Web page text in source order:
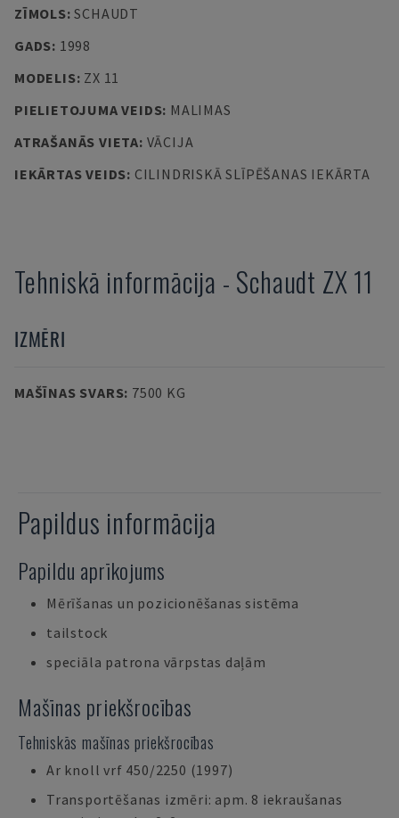
ZĪMOLS:SCHAUDT
GADS: 1998
MODELIS: ZX 11
PIELIETOJUMA VEIDS: MALIMAS
ATRAŠANĀS VIETA: VĀCIJA
IEKĀRTAS VEIDS: CILINDRISKĀ SLĪPĒŠANAS IEKĀRTA
Tehniskā informācija - Schaudt ZX 11
IZMĒRI
MAŠĪNAS SVARS: 7500 KG
Papildus informācija
Papildu aprīkojums
Mērīšanas un pozicionēšanas sistēma
tailstock
speciāla patrona vārpstas daļām
Mašīnas priekšrocības
Tehniskās mašīnas priekšrocības
Ar knoll vrf 450/2250 (1997)
Transportēšanas izmēri: apm. 8 iekraušanas